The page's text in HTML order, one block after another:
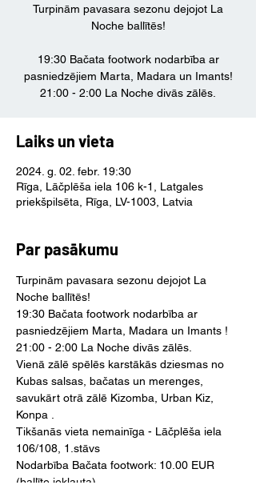
Turpinām pavasara sezonu dejojot La
Noche ballītēs!
19:30 Bačata footwork nodarbība ar
pasniedzējiem Marta, Madara un Imants!
21:00 - 2:00 La Noche divās zālēs.
Laiks un vieta
2024. g. 02. febr. 19:30
Rīga, Lāčplēša iela 106 k-1, Latgales
priekšpilsēta, Rīga, LV-1003, Latvia
Par pasākumu
Turpinām pavasara sezonu dejojot La
Noche ballītēs!
19:30 Bačata footwork nodarbība ar
pasniedzējiem Marta, Madara un Imants !
21:00 - 2:00 La Noche divās zālēs.
Vienā zālē spēlēs karstākās dziesmas no
Kubas salsas, bačatas un merenges,
savukārt otrā zālē Kizomba, Urban Kiz,
Konpa .
Tikšanās vieta nemainīga - Lāčplēša iela
106/108, 1.stāvs
Nodarbība Bačata footwork: 10.00 EUR
(ballīte iekļauta)